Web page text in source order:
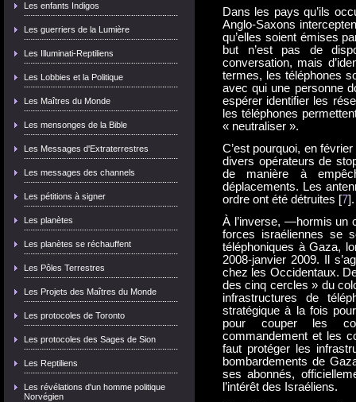
Les enfants Indigos
Les guerriers de la Lumière
Les Illuminati-Reptiliens
Les Lobbies et la Politique
Les Maîtres du Monde
Les mensonges de la Bible
Les Messages d'Extraterrestres
Les messages des channels
Les pétitions à signer
Les planètes
Les planètes se réchauffent
Les Pôles Terrestres
Les Projets des Maîtres du Monde
Les protocoles de Toronto
Les protocoles des Sages de Sion
Les Reptiliens
Les révélations d'un homme politique
Norvégien
Dans les pays qu’ils
Anglo-Saxons
qu’elles soient émises
but n’est pas de
conversation, mais
termes, les téléphones
avec qui une personne
espérer identifier les
les téléphones
« neutraliser ».
C’est pourquoi, en
divers opérateurs de
de manière à
déplacements. Les
ordre ont été détruites [7].
À l’inverse, —hormis un
forces israéliennes se
téléphoniques à Gaza,
2008-janvier 2009. Il
chez les Occidentaux.
des cinq cercles » du
infrastructures de
stratégique à la fois
pour couper les
commandement et les
faut protéger les
bombardements de
ses abonnés,
l’intérêt des Israéliens.